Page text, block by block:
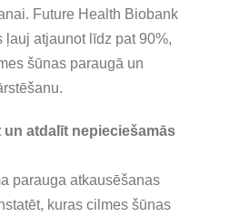
Future Health Biobank
atjaunot līdz pat 90%,
šūnas paraugā un
atdalīt nepieciešamās
parauga atkausēšanas
kuras cilmes šūnas